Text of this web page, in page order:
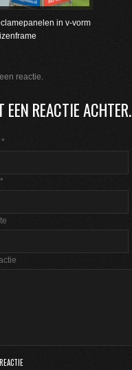
in v-vorm
reactie.
EEN REACTIE ACHTER.
*
*